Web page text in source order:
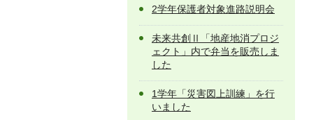
2学年保護者対象進路説明会
未来共創Ⅱ「地産地消プロジ
ェクト」内で弁当を販売しま
した
1学年「災害図上訓練」を行
いました